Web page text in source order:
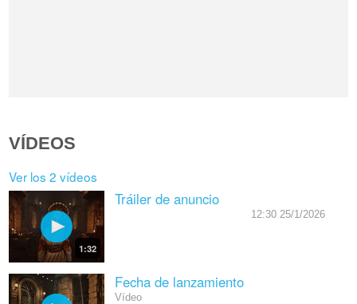
VÍDEOS
Ver los 2 vídeos
1:32
Tráiler de anuncio
12:30 25/1/2026
Fecha de lanzamiento
Vídeo